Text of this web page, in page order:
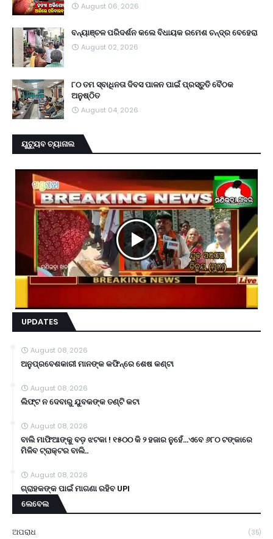
August 06, 2026
ବନ୍ୟାଞ୍ଚଳ ପରିଦର୍ଶନ କଲେ ବିଧାୟକ ରମେଶ ଚନ୍ଦ୍ର ବେହେରା
August 02, 2026
୮୦ ତମ ସ୍ବାଧିନତା ଦିବସ ପାଳନ ପାଇଁ ପ୍ରସ୍ତୁତି ବୈଠକ
ଅନୁଷ୍ଠିତ
August 04, 2026
ୟୁଟ୍ୟୁବ ଚ୍ୟାନାଲ
UPDATES
August 08, 2026
ଅନୁପ୍ରବେଶକାରୀ ମାନଙ୍କ କଫିନ୍‌ରେ ଶେଷ କଣ୍ଟା
August 08, 2026
ଲିଫ୍ଟ ନ ଦେବାରୁ ଯୁବକଙ୍କ ତଣ୍ଟି କଟା
August 08, 2026
ବାଲି ମାଫିଆଙ୍କୁ ବଡ଼ ଝଟକା ! ୧୫୦୦ କି ୨ ହଜାର ନୁହେଁ...ଏବେ ୬୮୦ ଟଙ୍କାରେ
ମିଳିବ ଟ୍ରାକ୍ଟର ବାଲି..
August 08, 2026
ଗ୍ରାହକଙ୍କ ପାଇଁ ମାଗଣା ରହିବ UPI
ଲେବେଲ
ଅପରାଧ (35)